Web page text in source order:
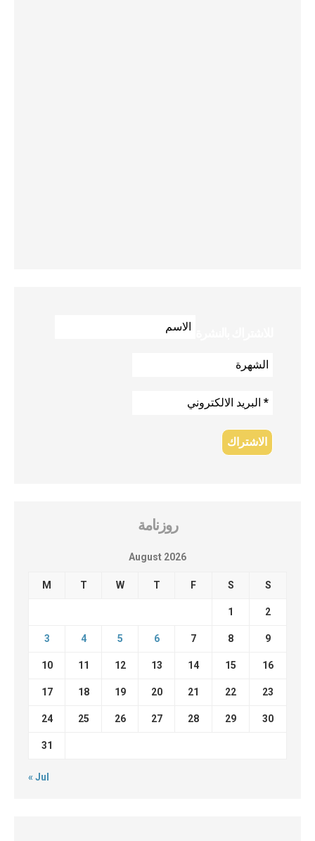
روزنامة
August 2026
M T W T F S S
1 2
3 4 5 6 7 8 9
10 11 12 13 14 15 16
17 18 19 20 21 22 23
24 25 26 27 28 29 30
31
« Jul